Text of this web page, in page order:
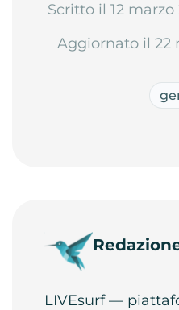
Scritto il 12
Aggiornato il 22
LIVEsurf —